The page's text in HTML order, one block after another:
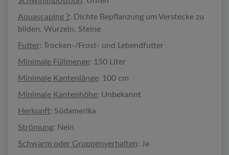
Aquascaping ?: Dichte Bepflanzung um Verstecke zu
bilden, Wurzeln, Steine
Futter: Trocken-/Frost- und Lebendfutter
Minimale Füllmenge: 150 Liter
Minimale Kantenlänge: 100 cm
Minimale Kantenhöhe: Unbekannt
Herkunft: Südamerika
Strömung: Nein
Schwarm oder Gruppenverhalten: Ja